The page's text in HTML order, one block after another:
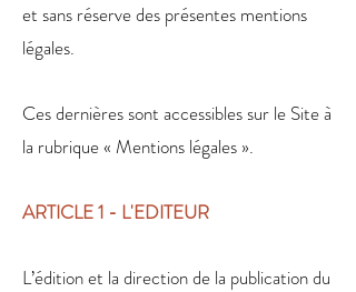
et sans réserve des présentes mentions
légales.
Ces dernières sont accessibles sur le Site à
la rubrique « Mentions légales ».
ARTICLE 1 - L'EDITEUR
L’édition et la direction de la publication du